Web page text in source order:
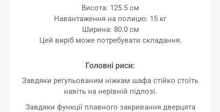
Висота: 125.5 см
Навантаження на полицю: 15 кг
Ширина: 80.0 см
Цей виріб може потребувати складання.
Головні риси:
Завдяки регульованим ніжкам шафа стійко стоїть
навіть на нерівній підлозі.
Завдяки функції плавного закривання дверцята